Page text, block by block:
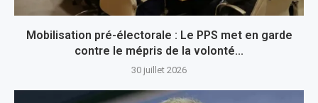
Mobilisation pré-électorale : Le PPS met en garde
contre le mépris de la volonté...
30 juillet 2026